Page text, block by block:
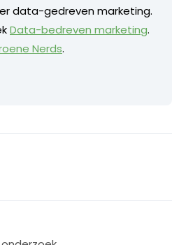
data-gedreven marketing.
Data-bedreven marketing.
Nerds.